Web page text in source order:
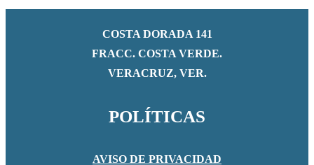
COSTA DORADA 141
FRACC. COSTA VERDE.
VERACRUZ, VER.
POLÍTICAS
AVISO DE PRIVACIDAD